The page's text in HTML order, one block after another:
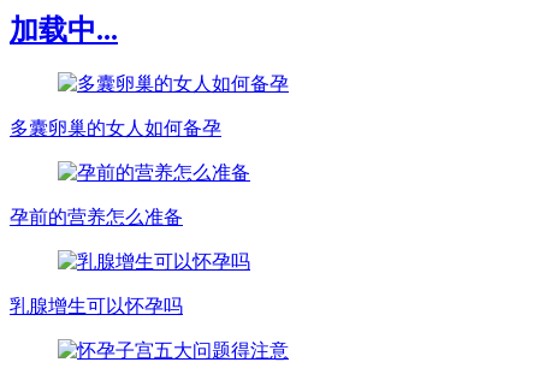
加载中...
多囊卵巢的女人如何备孕
孕前的营养怎么准备
乳腺增生可以怀孕吗